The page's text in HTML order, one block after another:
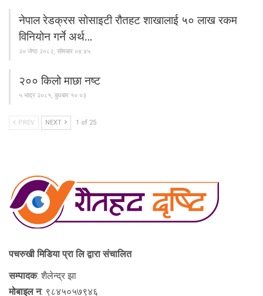
नेपाल रेडक्रस सोसाइटी रौतहट शाखालाई ५० लाख रकम
विनियोन गर्ने अर्थ…
२० जेष्ठ २०८२, सोमबार ०४:४५
२०० किलो माछा नष्ट
५ भाद्र २०८१, बुधबार १०:०३
PREV NEXT 1 of 25
पचरुखी मिडिया प्रा लि द्वारा संचालित
सम्पादक: शैलेन्द्र झा
मोबाइल न: ९८४५०५७९४६